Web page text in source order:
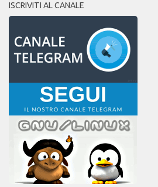
ISCRIVITI AL CANALE